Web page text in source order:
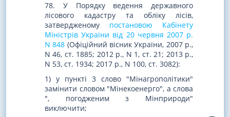
78. У Порядку ведення державного
лісового кадастру та обліку лісів,
затвердженому постановою Кабінету
Міністрів України від 20 червня 2007 р.
N 848 (Офіційний вісник України, 2007 р.,
N 46, ст. 1885; 2012 р., N 1, ст. 21; 2013 р.,
N 53, ст. 1934; 2017 р., N 100, ст. 3082):
1) у пункті 3 слово "Мінагрополітики"
замінити словом "Мінекоенерго", а слова
", погодженим з Мінприроди"
виключити;